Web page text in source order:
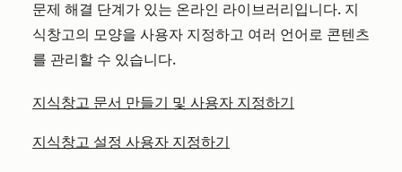
문제 해결 단계가 있는 온라인 라이브러리입니다. 지
식창고의 모양을 사용자 지정하고 여러 언어로 콘텐츠
를 관리할 수 있습니다.
지식창고 문서 만들기 및 사용자 지정하기
지식창고 설정 사용자 지정하기